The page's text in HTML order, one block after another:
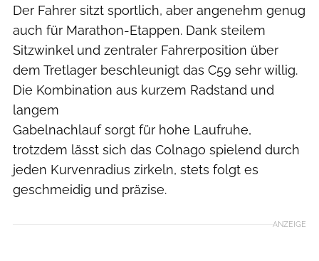
Der Fahrer sitzt sportlich, aber angenehm genug
auch für Marathon-Etappen. Dank steilem
Sitzwinkel und zentraler Fahrerposition über
dem Tretlager beschleunigt das C59 sehr willig.
Die Kombination aus kurzem Radstand und
langem
Gabelnachlauf sorgt für hohe Laufruhe,
trotzdem lässt sich das Colnago spielend durch
jeden Kurvenradius zirkeln, stets folgt es
geschmeidig und präzise.
ANZEIGE